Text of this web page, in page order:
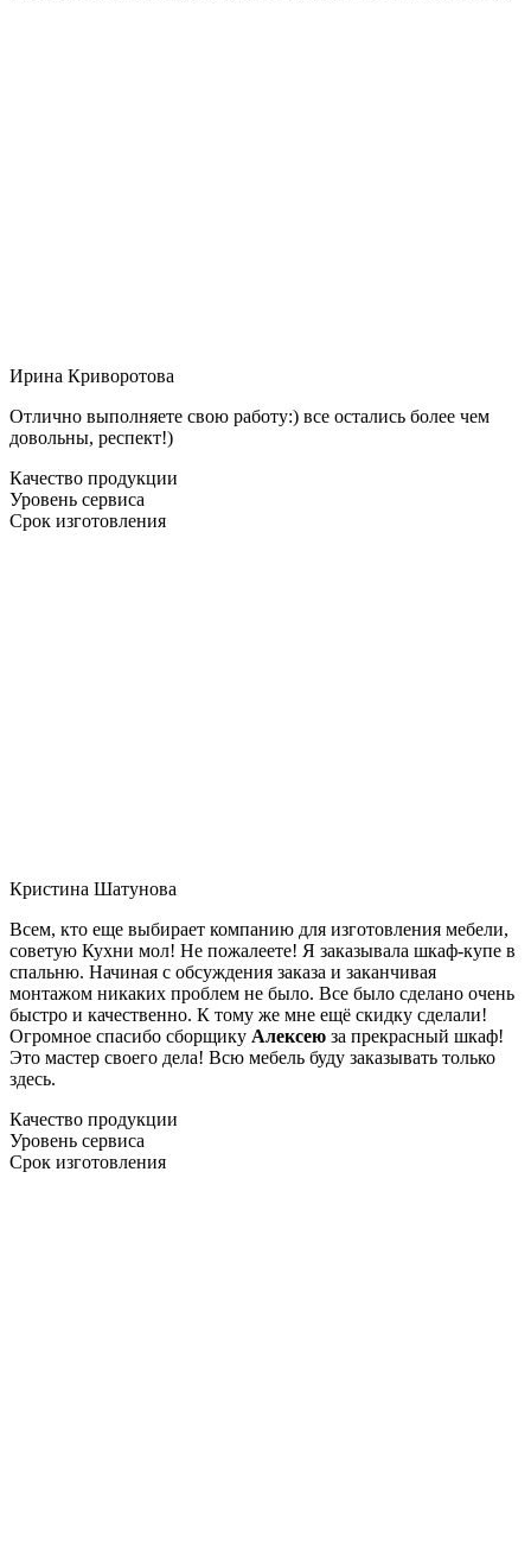
Ирина Криворотова
Отлично выполняете свою работу:) все остались более чем
довольны, респект!)
Качество продукции
Уровень сервиса
Срок изготовления
Кристина Шатунова
Всем, кто еще выбирает компанию для изготовления мебели,
советую Кухни мол! Не пожалеете! Я заказывала шкаф-купе в
спальню. Начиная с обсуждения заказа и заканчивая
монтажом никаких проблем не было. Все было сделано очень
быстро и качественно. К тому же мне ещё скидку сделали!
Огромное спасибо сборщику Алексею за прекрасный шкаф!
Это мастер своего дела! Всю мебель буду заказывать только
здесь.
Качество продукции
Уровень сервиса
Срок изготовления